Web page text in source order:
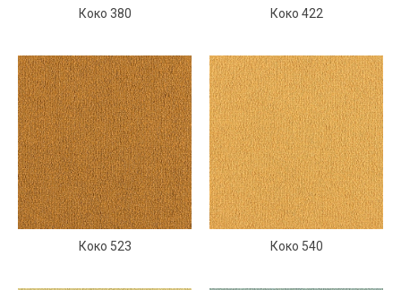
Коко 380 Коко 422
Коко 523 Коко 540